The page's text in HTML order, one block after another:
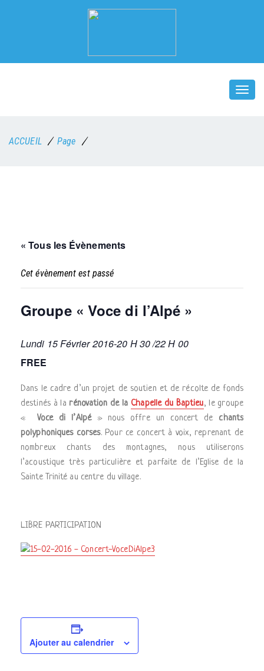
ACCUEIL Page
« Tous les Évènements
Cet évènement est passé
Groupe « Voce di l’Alpé »
Lundi 15 Février 2016-20 H 30/22 H 00
FREE
Dans le cadre d’un projet de soutien et de récolte de fonds
destinés à la rénovation de la Chapelle du Baptieu, le groupe
«
Voce di l’Alpé» nous offre un concert de chants
polyphoniques corses. Pour ce concert à voix, reprenant de
nombreux chants des montagnes, nous utiliserons
l’acoustique très particulière et parfaite de l’Eglise de la
Sainte Trinité au centre du village.
LIBRE PARTICIPATION
Ajouter au calendrier